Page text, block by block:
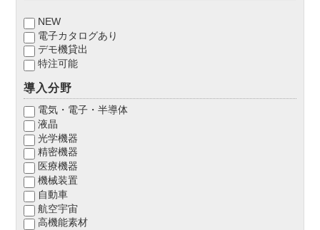
NEW
電子カタログあり
デモ機貸出
特注可能
導入分野
電気・電子・半導体
液晶
光学機器
精密機器
医療機器
機械装置
自動車
航空宇宙
高機能素材